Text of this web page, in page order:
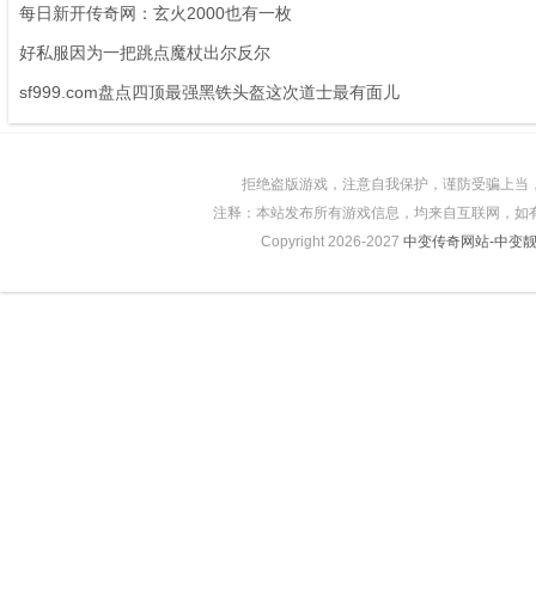
每日新开传奇网：玄火2000也有一枚
好私服因为一把跳点魔杖出尔反尔
sf999.com盘点四顶最强黑铁头盔这次道士最有面儿
拒绝盗版游戏，注意自我保护，谨防受骗上
注释：本站发布所有游戏信息，均来自互联网，
Copyright 2026-2027 中变传奇网站-中变